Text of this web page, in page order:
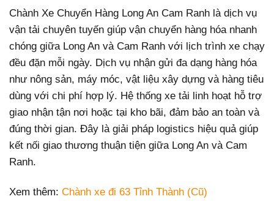
Chành Xe Chuyển Hàng Long An Cam Ranh là dịch vụ
vận tải chuyên tuyến giúp vận chuyển hàng hóa nhanh
chóng giữa Long An và Cam Ranh với lịch trình xe chạy
đều đặn mỗi ngày. Dịch vụ nhận gửi đa dạng hàng hóa
như nông sản, máy móc, vật liệu xây dựng và hàng tiêu
dùng với chi phí hợp lý. Hệ thống xe tải linh hoạt hỗ trợ
giao nhận tận nơi hoặc tại kho bãi, đảm bảo an toàn và
đúng thời gian. Đây là giải pháp logistics hiệu quả giúp
kết nối giao thương thuận tiện giữa Long An và Cam
Ranh.
Xem thêm: Chành xe đi 63 Tỉnh Thành (Cũ)